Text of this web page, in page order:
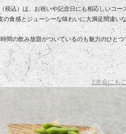
（税込）は、お祝いや記念日にも相応しいコ
の食感とジューシーな味わいに大満足間違
間の飲み放題がついているのも魅力のひと
2次会にも